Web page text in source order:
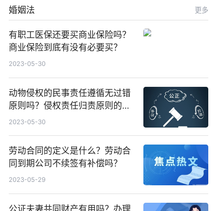
婚姻法 更多
有职工医保还要买商业保险吗？
商业保险到底有没有必要买？
2023-05-30
动物侵权的民事责任遵循无过错
原则吗？侵权责任归责原则的分
类
2023-05-30
劳动合同的定义是什么？劳动合
同到期公司不续签有补偿吗？
2023-05-29
公证夫妻共同财产有用吗？办理